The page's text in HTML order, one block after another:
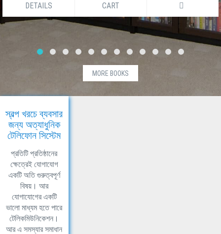
DETAILS CART
MORE BOOKS
স্বল্প খরচে ব্যবসার
জন্য অত্যাধুনিক
টেলিফোন সিস্টেম
প্রতিটি প্রতিষ্ঠানের
ক্ষেত্রেই যোগাযোগ
একটি অতি গুরুত্বপূর্ণ
বিষয়। আর
যোগাযোগের একটি
ভালো মাধ্যম হতে পারে
টেলিকমিউনিকেশন।
আর এ সমস্যার সমাধান